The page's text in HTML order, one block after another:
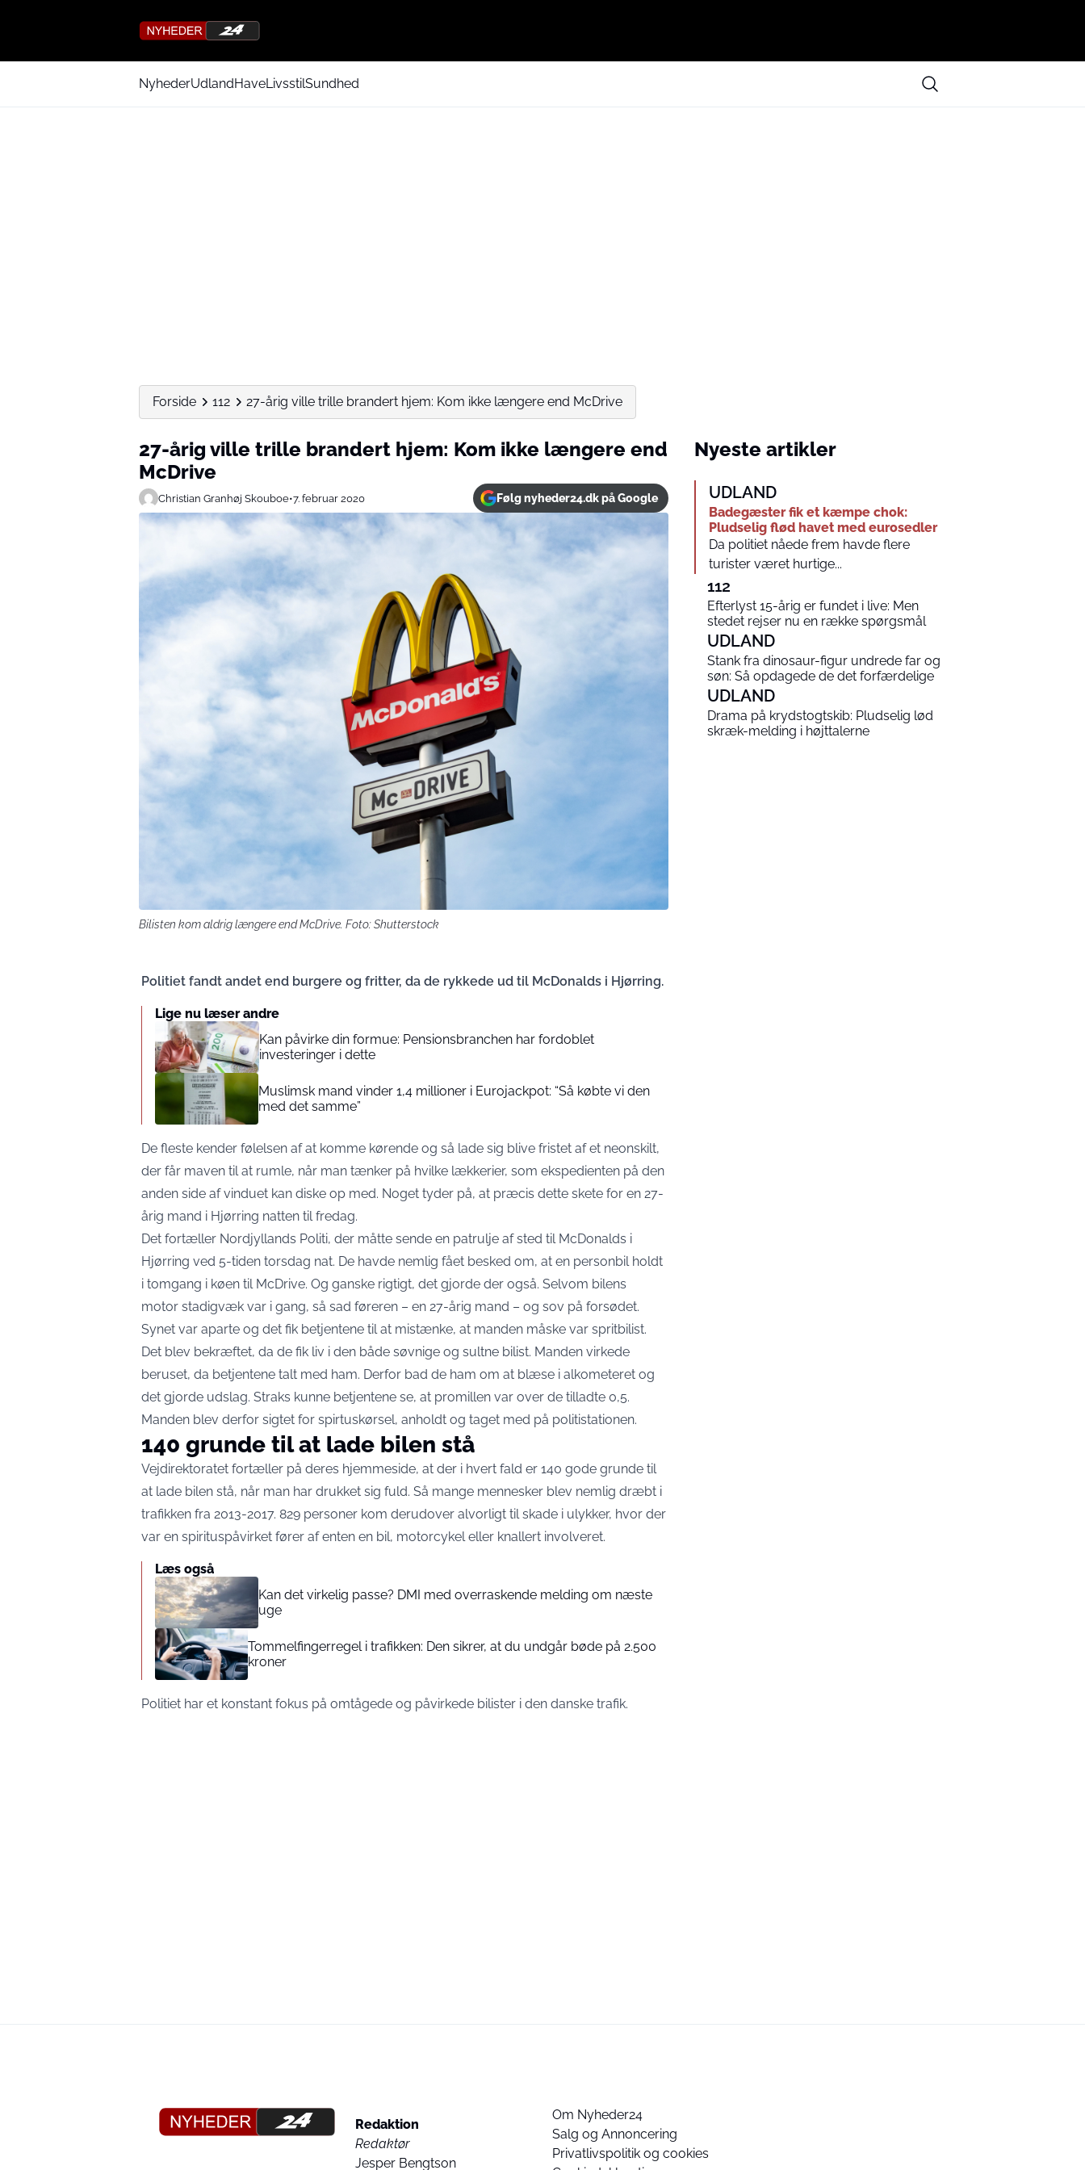
NyhederUdlandHaveLivsstilSundhed
Forside 112 27-årig ville trille brandert hjem: Kom ikke længere end McDrive
27-årig ville trille brandert hjem: Kom ikke længere end
McDrive
Christian Granhøj Skouboe•7. februar 2020 Følg nyheder24.dk på Google
Bilisten kom aldrig længere end McDrive. Foto: Shutterstock
Politiet fandt andet end burgere og fritter, da de rykkede ud til McDonalds i Hjørring.
Lige nu læser andre
Kan påvirke din formue: Pensionsbranchen har fordoblet
investeringer i dette
Muslimsk mand vinder 1,4 millioner i Eurojackpot: “Så købte vi den
med det samme”
De fleste kender følelsen af at komme kørende og så lade sig blive fristet af et neonskilt,
der får maven til at rumle, når man tænker på hvilke lækkerier, som ekspedienten på den
anden side af vinduet kan diske op med. Noget tyder på, at præcis dette skete for en 27-
årig mand i Hjørring natten til fredag.
Det fortæller Nordjyllands Politi, der måtte sende en patrulje af sted til McDonalds i
Hjørring ved 5-tiden torsdag nat. De havde nemlig fået besked om, at en personbil holdt
i tomgang i køen til McDrive. Og ganske rigtigt, det gjorde der også. Selvom bilens
motor stadigvæk var i gang, så sad føreren – en 27-årig mand – og sov på forsødet.
Synet var aparte og det fik betjentene til at mistænke, at manden måske var spritbilist.
Det blev bekræftet, da de fik liv i den både søvnige og sultne bilist. Manden virkede
beruset, da betjentene talt med ham. Derfor bad de ham om at blæse i alkometeret og
det gjorde udslag. Straks kunne betjentene se, at promillen var over de tilladte 0,5.
Manden blev derfor sigtet for spirtuskørsel, anholdt og taget med på politistationen.
140 grunde til at lade bilen stå
Vejdirektoratet fortæller på deres hjemmeside, at der i hvert fald er 140 gode grunde til
at lade bilen stå, når man har drukket sig fuld. Så mange mennesker blev nemlig dræbt i
trafikken fra 2013-2017. 829 personer kom derudover alvorligt til skade i ulykker, hvor der
var en spirituspåvirket fører af enten en bil, motorcykel eller knallert involveret.
Læs også
Kan det virkelig passe? DMI med overraskende melding om næste
uge
Tommelfingerregel i trafikken: Den sikrer, at du undgår bøde på 2.500
kroner
Politiet har et konstant fokus på omtågede og påvirkede bilister i den danske trafik.
Nyeste artikler
UDLAND
Badegæster fik et kæmpe chok:
Pludselig flød havet med eurosedler
Da politiet nåede frem havde flere
turister været hurtige...
112
Efterlyst 15-årig er fundet i live: Men
stedet rejser nu en række spørgsmål
UDLAND
Stank fra dinosaur-figur undrede far og
søn: Så opdagede de det forfærdelige
UDLAND
Drama på krydstogtskib: Pludselig lød
skræk-melding i højttalerne
Redaktion
Redaktør
Jesper Bengtson
Om Nyheder24
Salg og Annoncering
Privatlivspolitik og cookies